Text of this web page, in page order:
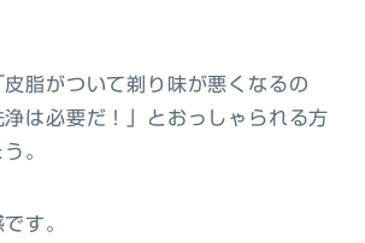
皮脂がついて剃り味が悪くなるの
は必要だ！」とおっしゃられる方
。
す。